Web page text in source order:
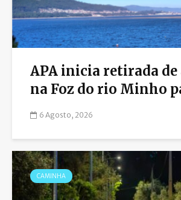
APA inicia retirada de
na Foz do rio Minho
6 Agosto, 2026
CAMINHA